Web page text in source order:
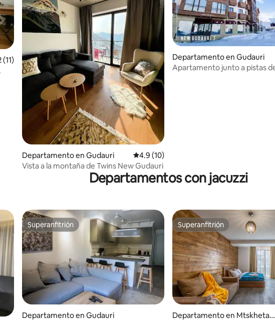
promedio: 4.82 de 5; 11 evaluaciones
(11)
Departamento en Gudauri Calificación promedio: 4.9 de 5; 10
4.9 (10)
Vista a la montaña de Twins New Gudauri
Departamento en Gudauri
Apartamento junto a pistas
Departamentos con jacuzzi
Superanfitrión
Superanfitrión
Departamento en Gudauri
Superanfitrión
Superanfitrión
Departamento en Mtskheta-